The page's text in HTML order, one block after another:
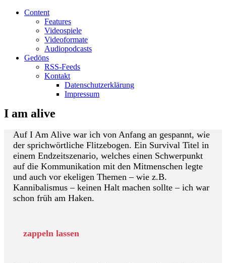
Content
Features
Videospiele
Videoformate
Audiopodcasts
Gedöns
RSS-Feeds
Kontakt
Datenschutzerklärung
Impressum
I am alive
Auf I Am Alive war ich von Anfang an gespannt, wie
der sprichwörtliche Flitzebogen. Ein Survival Titel in
einem Endzeitszenario, welches einen Schwerpunkt
auf die Kommunikation mit den Mitmenschen legte
und auch vor ekeligen Themen – wie z.B.
Kannibalismus – keinen Halt machen sollte – ich war
schon früh am Haken.
zappeln lassen